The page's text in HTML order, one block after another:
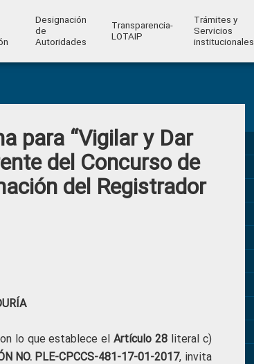
Designación
de
Autoridades
Transparencia-
LOTAIP
Trámites y
Servicios
institucionales
para “Vigilar y Dar
del Concurso de
del Registrador
lo que establece elArtículo 28 literal c)
NO. PLE-CPCCS-481-17-01-2017, invita